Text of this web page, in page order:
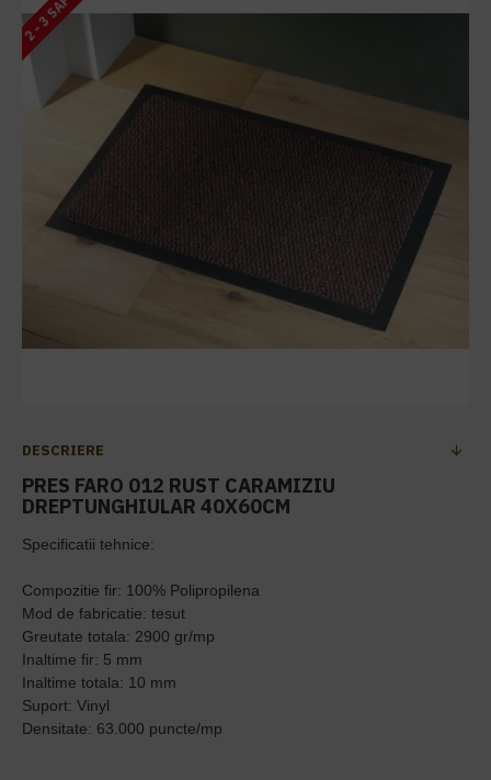
DESCRIERE
PRES FARO 012 RUST CARAMIZIU
DREPTUNGHIULAR 40X60CM
Specificatii tehnice:
Compozitie fir: 100% Polipropilena
Mod de fabricatie: tesut
Greutate totala: 2900 gr/mp
Inaltime fir: 5 mm
Inaltime totala: 10 mm
Suport: Vinyl
Densitate: 63.000 puncte/mp